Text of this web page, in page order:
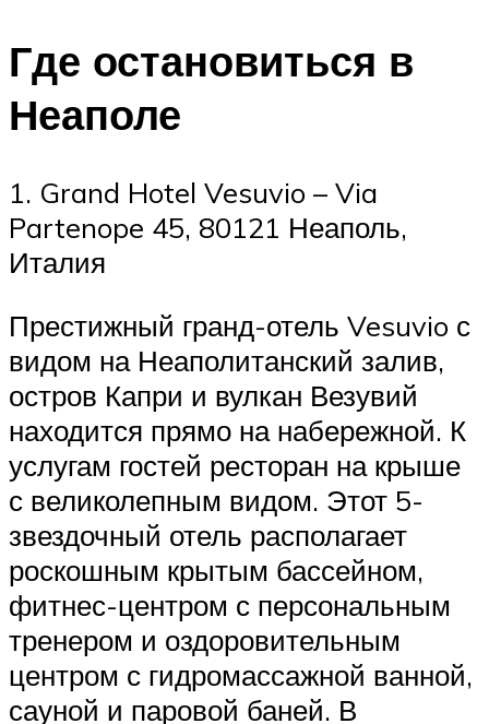
Где остановиться в
Неаполе
1. Grand Hotel Vesuvio – Via
Partenope 45, 80121 Неаполь,
Италия
Престижный гранд-отель Vesuvio с
видом на Неаполитанский залив,
остров Капри и вулкан Везувий
находится прямо на набережной. К
услугам гостей ресторан на крыше
с великолепным видом. Этот 5-
звездочный отель располагает
роскошным крытым бассейном,
фитнес-центром с персональным
тренером и оздоровительным
центром с гидромассажной ванной,
сауной и паровой баней. В